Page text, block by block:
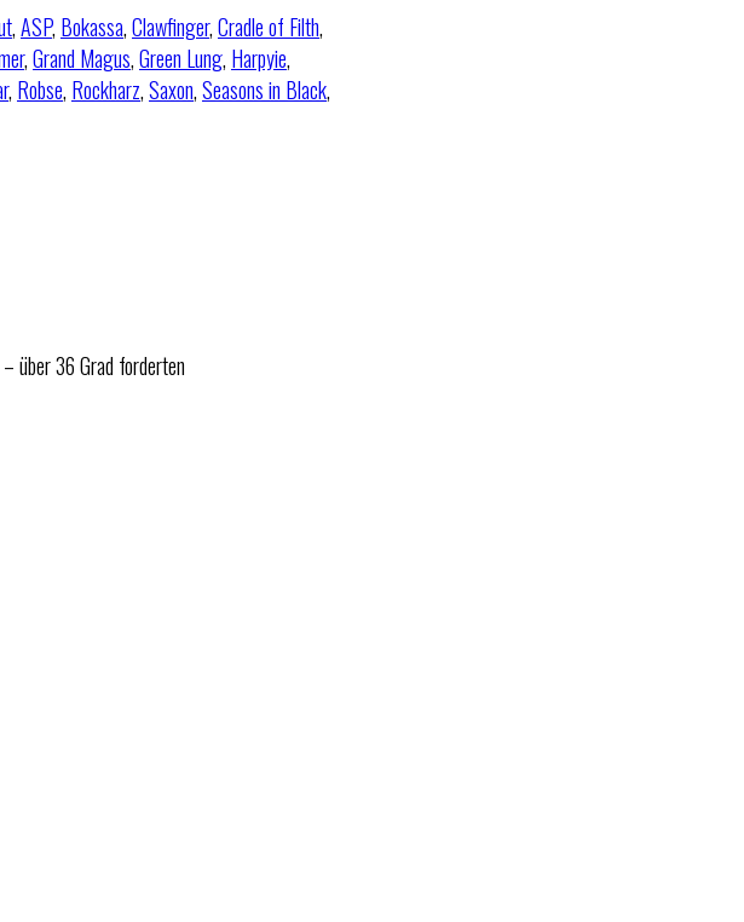
,ASP, Bokassa,Clawfinger,Cradle of Filth,
,Grand Magus,Green Lung, Harpyie,
, Robse, Rockharz,Saxon,Seasons in Black,
über 36 Grad forderten